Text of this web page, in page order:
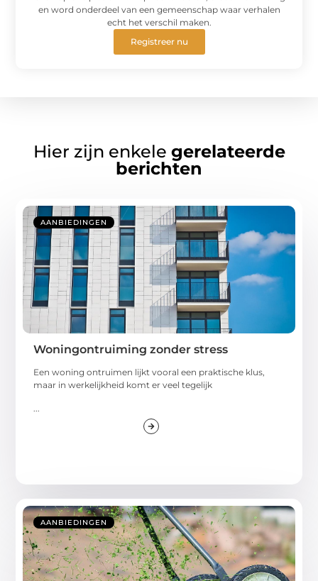
en word onderdeel van een gemeenschap waar verhalen
echt het verschil maken.
Registreer nu
Hier zijn enkele gerelateerde
berichten
AANBIEDINGEN
Woningontruiming zonder stress
Een woning ontruimen lijkt vooral een praktische klus,
maar in werkelijkheid komt er veel tegelijk
AANBIEDINGEN